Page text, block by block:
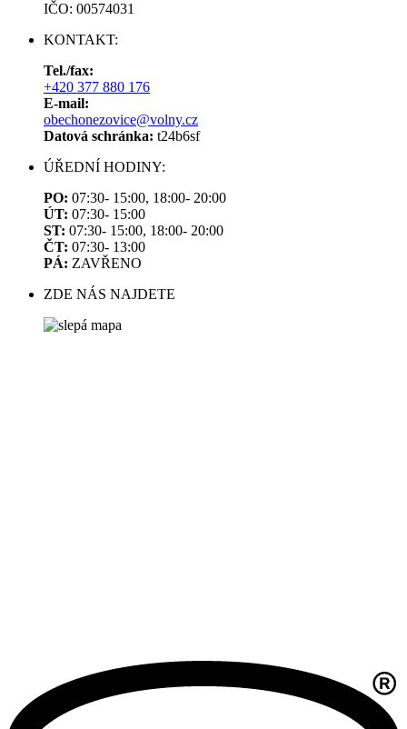
IČO: 00574031
KONTAKT:
Tel./fax:
+420 377 880 176
E-mail:
obechonezovice@volny.cz
Datová schránka: t24b6sf
ÚŘEDNÍ HODINY:
PO: 07:30- 15:00, 18:00- 20:00
ÚT: 07:30- 15:00
ST: 07:30- 15:00, 18:00- 20:00
ČT: 07:30- 13:00
PÁ: ZAVŘENO
ZDE NÁS NAJDETE